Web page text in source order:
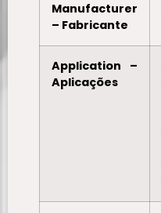
Manufacturer
– Fabricante
Application –
Aplicações